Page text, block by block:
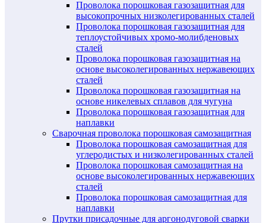
Проволока порошковая газозащитная для
высокопрочных низколегированных сталей
Проволока порошковая газозащитная для
теплоустойчивых хромо-молибденовых
сталей
Проволока порошковая газозащитная на
основе высоколегированных нержавеющих
сталей
Проволока порошковая газозащитная на
основе никелевых сплавов для чугуна
Проволока порошковая газозащитная для
наплавки
Сварочная проволока порошковая самозащитная
Проволока порошковая самозащитная для
углеродистых и низколегированных сталей
Проволока порошковая самозащитная на
основе высоколегированных нержавеющих
сталей
Проволока порошковая самозащитная для
наплавки
Прутки присадочные для аргонодуговой сварки